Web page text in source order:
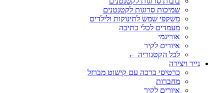
שמיכות סרוגות לקטנטנים
משקפי שמש לתינוקות ולילדים
מעמדים לכלי כתיבה
אוריגמי
איורים לקיר
לכל הקטגוריה ←
נייר ויצירה
כרטיסי ברכה עם קישוט מברזל
מחברות
איורים לקיר